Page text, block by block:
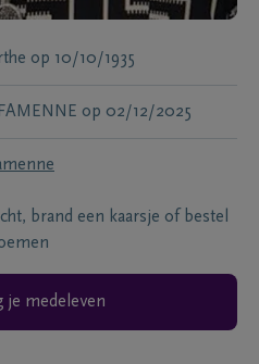
op 10/10/1935
op 02/12/2025
brand een kaarsje of bestel
je medeleven